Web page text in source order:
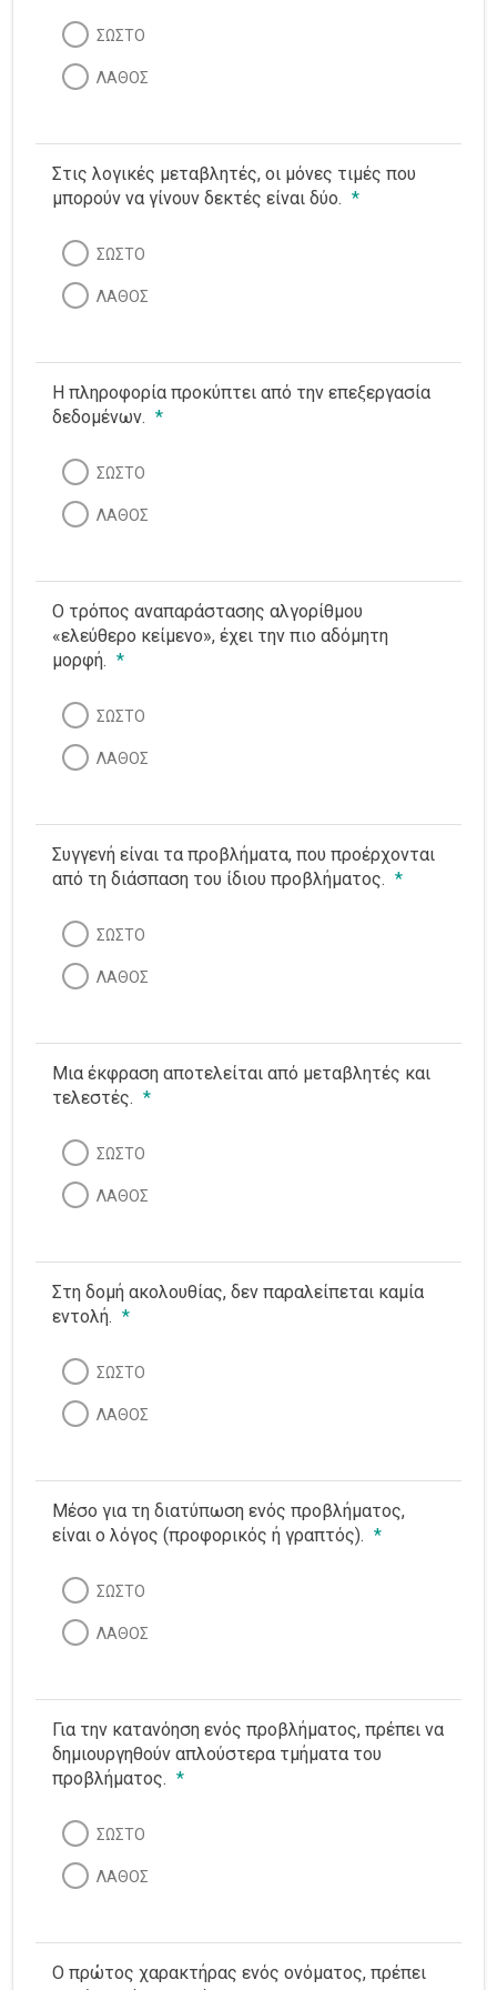
Ιστορία
Λατινικά
Μαθηματικά 0/7
Νεοελληνική Γλώσσα
Φυσική
Χημεία
ΣΩΣΤΟ
ΛΑΘΟΣ
Στις λογικές μεταβλητές, οι μόνες τιμές που
μπορούν να γίνουν δεκτές είναι δύο. *
ΣΩΣΤΟ
ΛΑΘΟΣ
Η πληροφορία προκύπτει από την επεξεργασία
δεδομένων. *
ΣΩΣΤΟ
ΛΑΘΟΣ
Ο τρόπος αναπαράστασης αλγορίθμου
«ελεύθερο κείμενο», έχει την πιο αδόμητη
μορφή. *
ΣΩΣΤΟ
ΛΑΘΟΣ
Συγγενή είναι τα προβλήματα, που προέρχονται
από τη διάσπαση του ίδιου προβλήματος. *
ΣΩΣΤΟ
ΛΑΘΟΣ
Μια έκφραση αποτελείται από μεταβλητές και
τελεστές. *
ΣΩΣΤΟ
ΛΑΘΟΣ
Στη δομή ακολουθίας, δεν παραλείπεται καμία
εντολή. *
ΣΩΣΤΟ
ΛΑΘΟΣ
Μέσο για τη διατύπωση ενός προβλήματος,
είναι ο λόγος (προφορικός ή γραπτός). *
ΣΩΣΤΟ
ΛΑΘΟΣ
Για την κατανόηση ενός προβλήματος, πρέπει να
δημιουργηθούν απλούστερα τμήματα του
προβλήματος. *
ΣΩΣΤΟ
ΛΑΘΟΣ
Ο πρώτος χαρακτήρας ενός ονόματος, πρέπει